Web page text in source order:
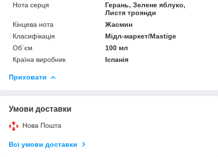
Нота серця
Герань, Зелене яблуко,
Листя троянди
Кінцева нота
Жасмин
Класифікація
Мідл-маркет/Mastige
Об`єм
100 мл
Країна виробник
Іспанія
Приховати
Умови доставки
Нова Пошта
Всі умови доставки